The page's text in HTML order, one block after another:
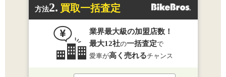
方法2. 買取一括査定
業界最大級の加盟店数！
最大12社の一括査定で
愛車が高く売れるチャンス